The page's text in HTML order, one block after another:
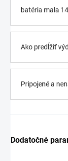
batéria mala
Ako predĺžiť
Pripojené a
Dodatočné